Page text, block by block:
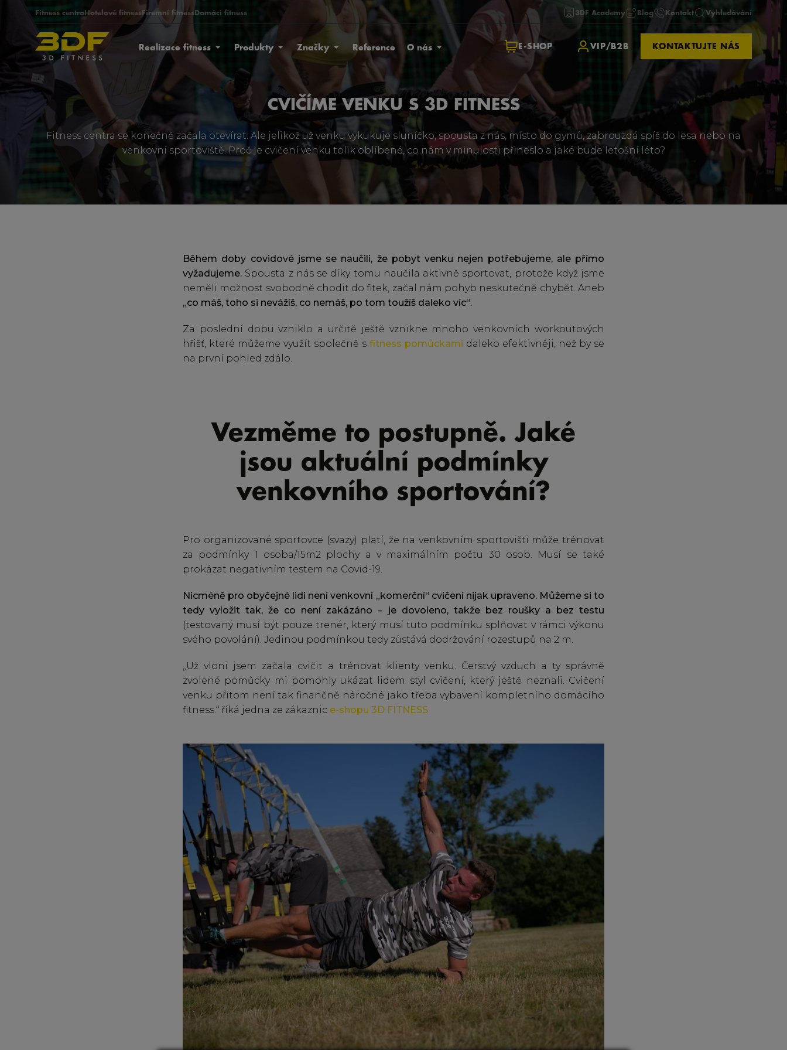
3DF Academy Blog Kontakt Vyhledávání
Fitness centra Hotelové fitness Firemní fitness Domácí fitness
Realizace fitness Produkty Značky Reference O nás KONTAKTUJTE NÁS
E-SHOP VIP/B2B
CVIČÍME VENKU S 3D FITNESS
Fitness centra se konečně začala otevírat. Ale jelikož už venku vykukuje sluníčko, spousta z nás, místo do gymů, zabrouzdá spíš do lesa nebo na
venkovní sportoviště. Proč je cvičení venku tolik oblíbené, co nám v minulosti přineslo a jaké bude letošní léto?
Během doby covidové jsme se naučili, že pobyt venku nejen potřebujeme, ale přímo
vyžadujeme. Spousta z nás se díky tomu naučila aktivně sportovat, protože když jsme
neměli možnost svobodně chodit do fitek, začal nám pohyb neskutečně chybět. Aneb
„co máš, toho si nevážíš, co nemáš, po tom toužíš daleko víc“.
Za poslední dobu vzniklo a určitě ještě vznikne mnoho venkovních workoutových
hřišť, které můžeme využít společně s fitness pomůckami daleko efektivněji, než by se
na první pohled zdálo.
Vezměme to postupně. Jaké
jsou aktuální podmínky
venkovního sportování?
Pro organizované sportovce (svazy) platí, že na venkovním sportovišti může trénovat
za podmínky 1 osoba/15m2 plochy a v maximálním počtu 30 osob. Musí se také
prokázat negativním testem na Covid-19.
Nicméně pro obyčejné lidi není venkovní „komerční“ cvičení nijak upraveno. Můžeme si to
tedy vyložit tak, že co není zakázáno – je dovoleno, takže bez roušky a bez testu
(testovaný musí být pouze trenér, který musí tuto podmínku splňovat v rámci výkonu
svého povolání). Jedinou podmínkou tedy zůstává dodržování rozestupů na 2 m.
„Už vloni jsem začala cvičit a trénovat klienty venku. Čerstvý vzduch a ty správně
zvolené pomůcky mi pomohly ukázat lidem styl cvičení, který ještě neznali. Cvičení
venku přitom není tak finančně náročné jako třeba vybavení kompletního domácího
fitness.“ říká jedna ze zákaznic e-shopu 3D FITNESS.